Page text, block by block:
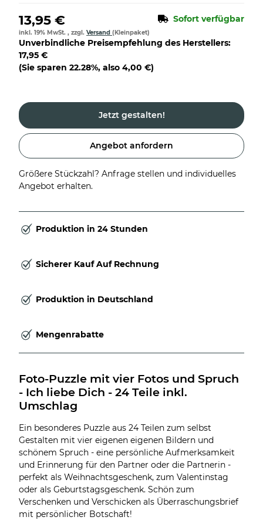
13,95 € Sofort verfügbar
inkl. 19% MwSt. , zzgl. Versand (Kleinpaket)
Unverbindliche Preisempfehlung des Herstellers:
17,95 €
(Sie sparen 22.28%, also 4,00 €)
Jetzt gestalten!
Angebot anfordern
Größere Stückzahl? Anfrage stellen und individuelles
Angebot erhalten.
Produktion in 24 Stunden
Sicherer Kauf Auf Rechnung
Produktion in Deutschland
Mengenrabatte
Foto-Puzzle mit vier Fotos und Spruch
- Ich liebe Dich - 24 Teile inkl.
Umschlag
Ein besonderes Puzzle aus 24 Teilen zum selbst
Gestalten mit vier eigenen eigenen Bildern und
schönem Spruch - eine persönliche Aufmerksamkeit
und Erinnerung für den Partner oder die Partnerin -
perfekt als Weihnachtsgeschenk, zum Valentinstag
oder als Geburtstagsgeschenk. Schön zum
Verschenken und Verschicken als Überraschungsbrief
mit persönlicher Botschaft!